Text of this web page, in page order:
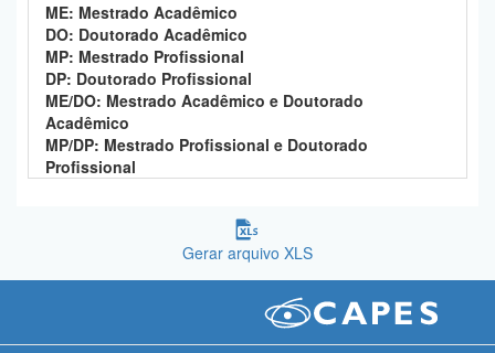
ME: Mestrado Acadêmico
DO: Doutorado Acadêmico
MP: Mestrado Profissional
DP: Doutorado Profissional
ME/DO: Mestrado Acadêmico e Doutorado
Acadêmico
MP/DP: Mestrado Profissional e Doutorado
Profissional
Gerar arquivo XLS